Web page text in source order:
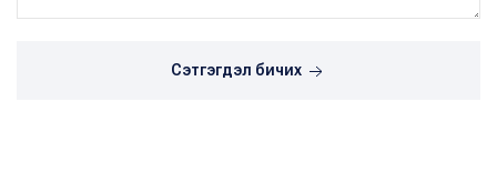
Сэтгэгдэл бичих